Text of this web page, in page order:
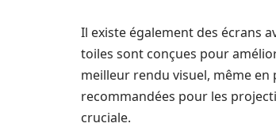
Il existe également des écrans
toiles sont conçues pour
meilleur rendu visuel, même
recommandées pour les
cruciale.